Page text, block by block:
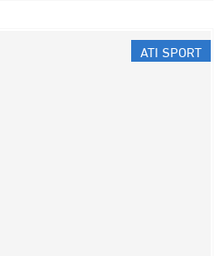
ATI SPORT